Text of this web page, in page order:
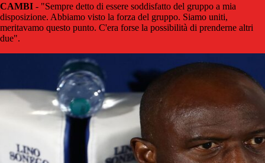
CAMBI - "Sempre detto di essere soddisfatto del gruppo a mia
disposizione. Abbiamo visto la forza del gruppo. Siamo uniti,
meritavamo questo punto. C'era forse la possibilità di prenderne altri
due".